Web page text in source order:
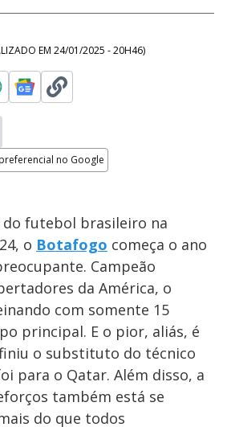
EM 24/01/2025 - 20H46)
no Google
do futebol brasileiro na
o Botafogo começa o ano
Campeão
da América, o
com somente 15
principal. E o pior, aliás, é
o substituto do técnico
para o Qatar. Além disso, a
também está se
do que todos